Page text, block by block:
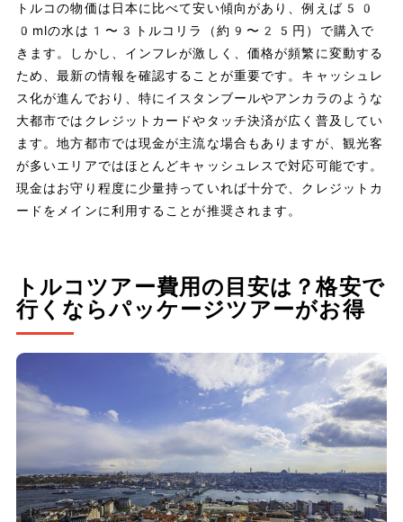
トルコの物価は日本に比べて安い傾向があり、例えば50
0mlの水は1〜3トルコリラ（約9〜25円）で購入で
きます。しかし、インフレが激しく、価格が頻繁に変動する
ため、最新の情報を確認することが重要です。キャッシュレ
ス化が進んでおり、特にイスタンブールやアンカラのような
大都市ではクレジットカードやタッチ決済が広く普及してい
ます。地方都市では現金が主流な場合もありますが、観光客
が多いエリアではほとんどキャッシュレスで対応可能です。
現金はお守り程度に少量持っていれば十分で、クレジットカ
ードをメインに利用することが推奨されます。
トルコツアー費用の目安は？格安で
行くならパッケージツアーがお得